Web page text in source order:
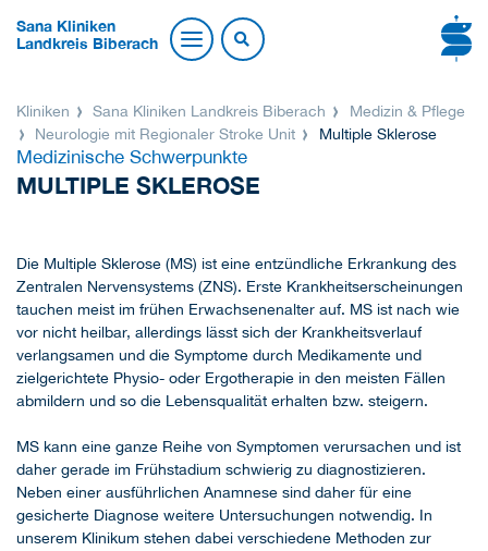
Sana Kliniken
Landkreis Biberach
Kliniken Sana Kliniken Landkreis Biberach
Medizin & Pflege
Neurologie mit Regionaler Stroke Unit
Multiple Sklerose
Medizinische Schwerpunkte
MULTIPLE SKLEROSE
Die Multiple Sklerose (MS) ist eine entzündliche Erkrankung des
Zentralen Nervensystems (ZNS). Erste Krankheitserscheinungen
tauchen meist im frühen Erwachsenenalter auf. MS ist nach wie
vor nicht heilbar, allerdings lässt sich der Krankheitsverlauf
verlangsamen und die Symptome durch Medikamente und
zielgerichtete Physio- oder Ergotherapie in den meisten Fällen
abmildern und so die Lebensqualität erhalten bzw. steigern.
MS kann eine ganze Reihe von Symptomen verursachen und ist
daher gerade im Frühstadium schwierig zu diagnostizieren.
Neben einer ausführlichen Anamnese sind daher für eine
gesicherte Diagnose weitere Untersuchungen notwendig. In
unserem Klinikum stehen dabei verschiedene Methoden zur